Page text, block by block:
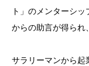
ト」のメンターシ
からの助言が得られ
サラリーマンから起